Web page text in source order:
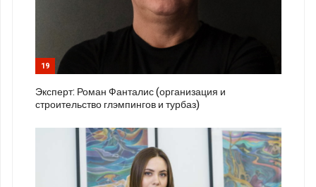
19
Эксперт: Роман Фанталис (организация и
строительство глэмпингов и турбаз)